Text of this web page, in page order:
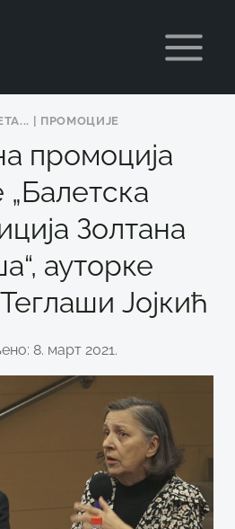
ПРОМОЦИЈЕ
промоција
Золтана
ауторке
Јојкић
8. март 2021.